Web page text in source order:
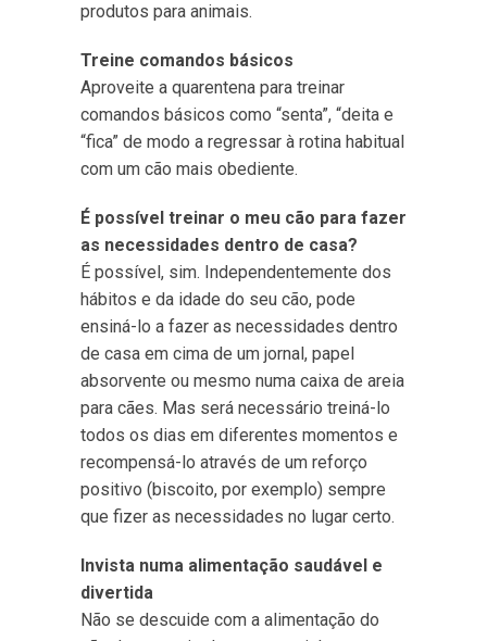
produtos para animais.
Treine comandos básicos
Aproveite a quarentena para treinar
comandos básicos como “senta”, “deita e
“fica” de modo a regressar à rotina habitual
com um cão mais obediente.
É possível treinar o meu cão para fazer
as necessidades dentro de casa?
É possível, sim. Independentemente dos
hábitos e da idade do seu cão, pode
ensiná-lo a fazer as necessidades dentro
de casa em cima de um jornal, papel
absorvente ou mesmo numa caixa de areia
para cães. Mas será necessário treiná-lo
todos os dias em diferentes momentos e
recompensá-lo através de um reforço
positivo (biscoito, por exemplo) sempre
que fizer as necessidades no lugar certo.
Invista numa alimentação saudável e
divertida
Não se descuide com a alimentação do